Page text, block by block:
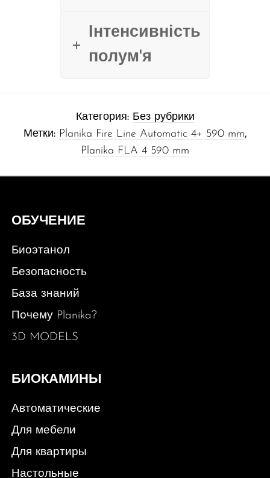
Інтенсивність
полум'я
Категория: Без рубрики
Метки: Planika Fire Line Automatic 4+ 590 mm,
Planika FLA 4 590 mm
ОБУЧЕНИЕ
Биоэтанол
Безопасность
База знаний
Почему Planika?
3D MODELS
БИОКАМИНЫ
Автоматические
Для мебели
Для квартиры
Настольные